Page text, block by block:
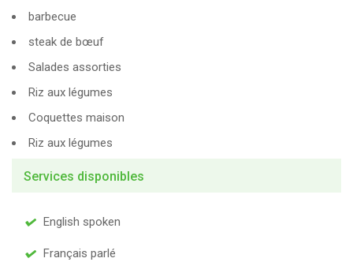
barbecue
steak de bœuf
Salades assorties
Riz aux légumes
Coquettes maison
Riz aux légumes
Services disponibles
English spoken
Français parlé